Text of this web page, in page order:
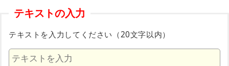
テキストの入力
テキストを入力してください（20文字以内）